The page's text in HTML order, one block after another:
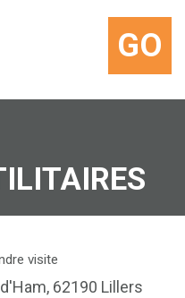
GO
visite
62190 Lillers